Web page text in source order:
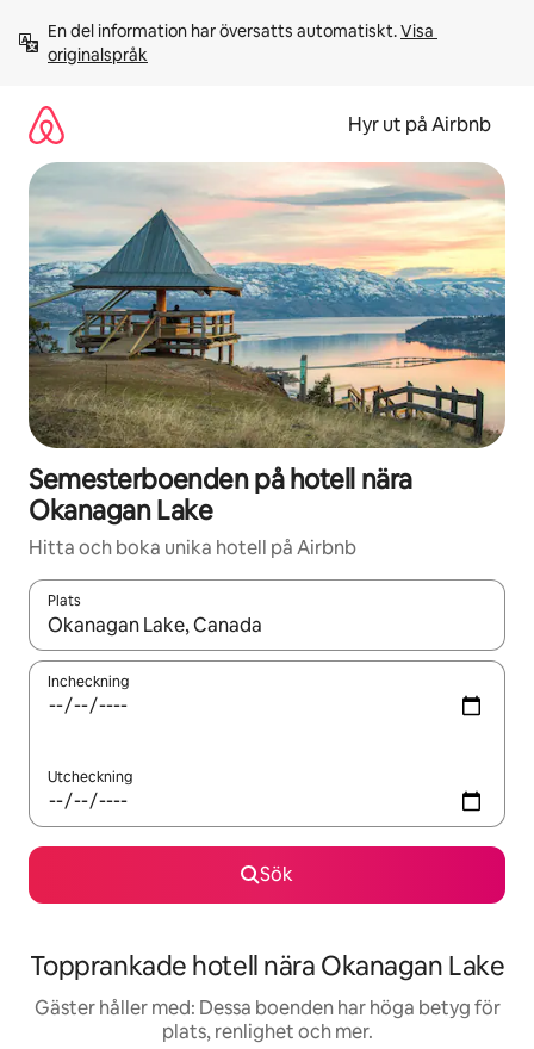
innehåll
En del information har översatts automatiskt. Visa
originalspråk
Hyr ut på Airbnb
Semesterboenden på hotell nära
Okanagan Lake
Hitta och boka unika hotell på Airbnb
Plats
När resultaten är tillgängliga kan du navigera med upp- och
Incheckning
Utcheckning
Sök
Topprankade hotell nära Okanagan Lake
Gäster håller med: Dessa boenden har höga betyg för
plats, renlighet och mer.